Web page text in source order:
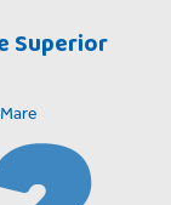
Superior